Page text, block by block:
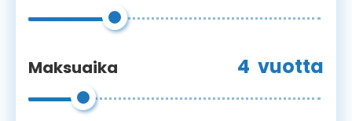
Maksuaika 4 vuotta